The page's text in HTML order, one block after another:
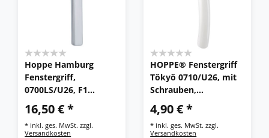
Hoppe Hamburg
Fenstergriff,
0700LS/U26, F1
silberfarben,
abschließbar
16,50 € *
* inkl. ges. MwSt. zzgl.
Versandkosten
HOPPE® Fenstergriff
Tôkyô 0710/U26, mit
Schrauben,
Aluminium, 8167512
4,90 € *
* inkl. ges. MwSt. zzgl.
Versandkosten